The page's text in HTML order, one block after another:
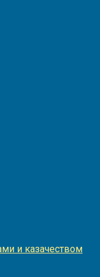
и казачеством